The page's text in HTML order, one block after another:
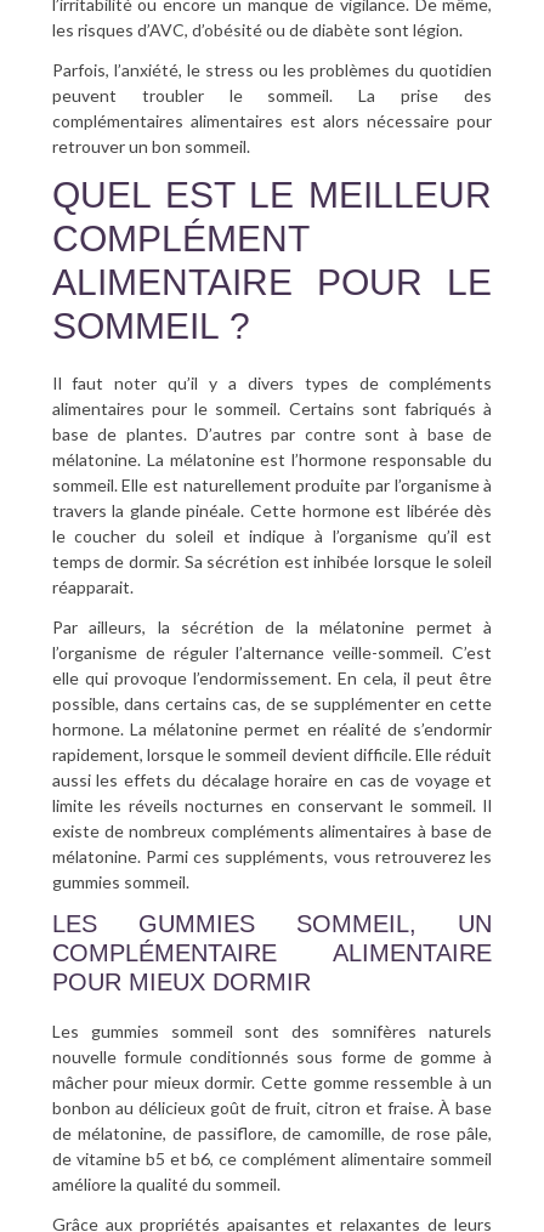
les risques d’AVC, d’obésité ou de diabète sont légion.
Parfois, l’anxiété, le stress ou les problèmes du quotidien
peuvent troubler le sommeil. La prise des
complémentaires alimentaires est alors nécessaire pour
retrouver un bon sommeil.
QUEL EST LE MEILLEUR
COMPLÉMENT
ALIMENTAIRE POUR LE
SOMMEIL ?
Il faut noter qu’il y a divers types de compléments
alimentaires pour le sommeil. Certains sont fabriqués à
base de plantes. D’autres par contre sont à base de
mélatonine. La mélatonine est l’hormone responsable du
sommeil. Elle est naturellement produite par l’organisme à
travers la glande pinéale. Cette hormone est libérée dès
le coucher du soleil et indique à l’organisme qu’il est
temps de dormir. Sa sécrétion est inhibée lorsque le soleil
réapparait.
Par ailleurs, la sécrétion de la mélatonine permet à
l’organisme de réguler l’alternance veille-sommeil. C’est
elle qui provoque l’endormissement. En cela, il peut être
possible, dans certains cas, de se supplémenter en cette
hormone. La mélatonine permet en réalité de s’endormir
rapidement, lorsque le sommeil devient difficile. Elle réduit
aussi les effets du décalage horaire en cas de voyage et
limite les réveils nocturnes en conservant le sommeil. Il
existe de nombreux compléments alimentaires à base de
mélatonine. Parmi ces suppléments, vous retrouverez les
gummies sommeil.
LES GUMMIES SOMMEIL, UN
COMPLÉMENTAIRE ALIMENTAIRE
POUR MIEUX DORMIR
Les gummies sommeil sont des somnifères naturels
nouvelle formule conditionnés sous forme de gomme à
mâcher pour mieux dormir. Cette gomme ressemble à un
bonbon au délicieux goût de fruit, citron et fraise. À base
de mélatonine, de passiflore, de camomille, de rose pâle,
de vitamine b5 et b6, ce complément alimentaire sommeil
améliore la qualité du sommeil.
Grâce aux propriétés apaisantes et relaxantes de leurs